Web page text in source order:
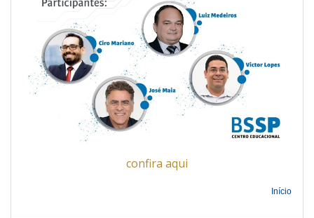
confira aqui
Início